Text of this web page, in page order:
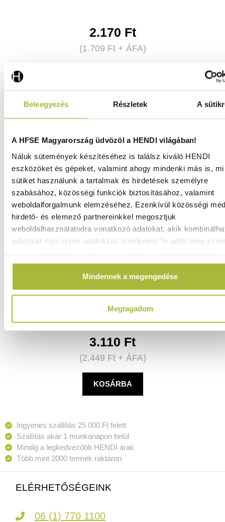
Beleegyezés Részletek A
A HFSE Magyarország üdvözöl a HENDI világában!
Náluk sütemények készítéséhez is találsz kiváló HENDI
eszközöket és gépeket, valamint ahogy mindenki más is,
sütiket használunk a tartalmak és hirdetések személyre
szabásához, közösségi funkciók biztosításához, valamint
weboldalforgalmunk elemzéséhez. Ezenkívül közösségi
hirdető- és elemező partnereinkkel megosztjuk
weboldalhasználatodra vonatkozó adatokat, akik
adatokat más olyan adatokkal, amelyeket Te adtál meg
Mindennek a megengedése
Megtagadom
2.170 Ft
(1.709 Ft+ ÁFA)
Foglalt Tábla – “Reserviert” – 50x35x(H)40 mm 4 darab -
HENDI 663707
Raktáron
3.110 Ft
(2.449 Ft+ ÁFA)
KOSÁRBA
Ingyenes szállítás 25 000 Ft felett
Szállítás akár 1 munkanapon belül
Mindig a legkedvezőbb HENDI árak
Több mint 2000 termék raktáron
ELÉRHETŐSÉGEINK
06 (1) 770 1100